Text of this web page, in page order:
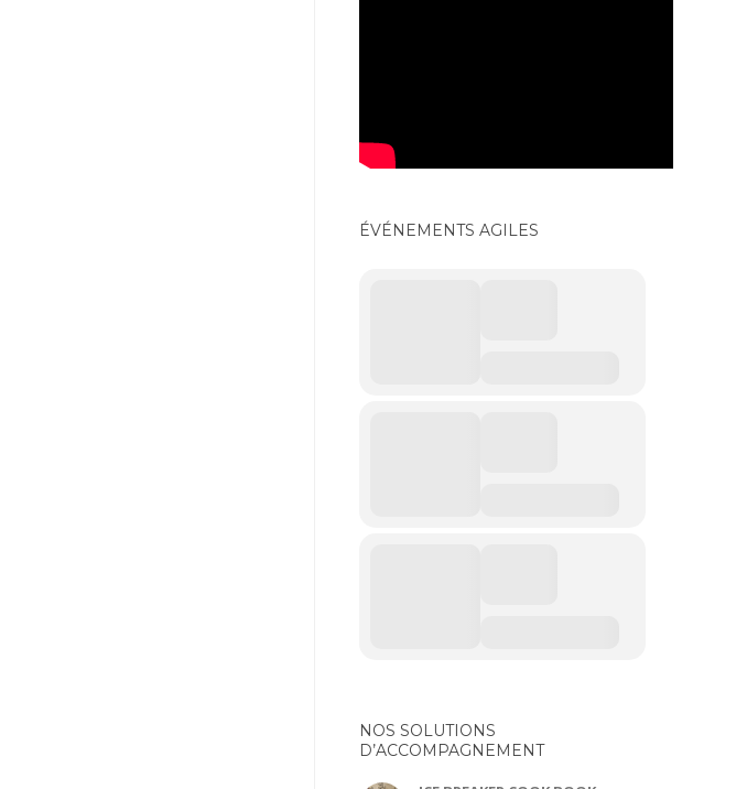
ÉVÉNEMENTS AGILES
NOS SOLUTIONS
D’ACCOMPAGNEMENT